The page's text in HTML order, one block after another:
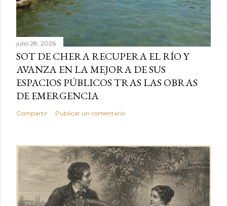
julio 28, 2026
SOT DE CHERA RECUPERA EL RÍO Y
AVANZA EN LA MEJORA DE SUS
ESPACIOS PÚBLICOS TRAS LAS OBRAS
DE EMERGENCIA
Compartir Publicar un comentario